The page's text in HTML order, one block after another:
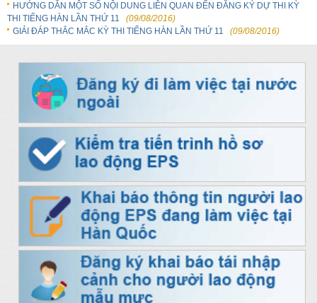
HƯỚNG DẪN MỘT SỐ NỘI DUNG LIÊN QUAN ĐẾN ĐĂNG KÝ DỰ THI KỲ
THI TIẾNG HÀN LẦN THỨ 11
(09/08/2016)
GIẢI ĐÁP THẮC MẮC KỲ THI TIẾNG HÀN LẦN THỨ 11
(09/08/2016)